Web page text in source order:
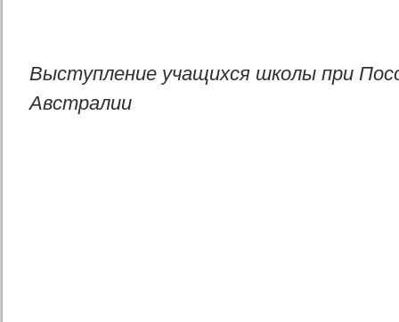
Выступление учащихся школы при
Австралии